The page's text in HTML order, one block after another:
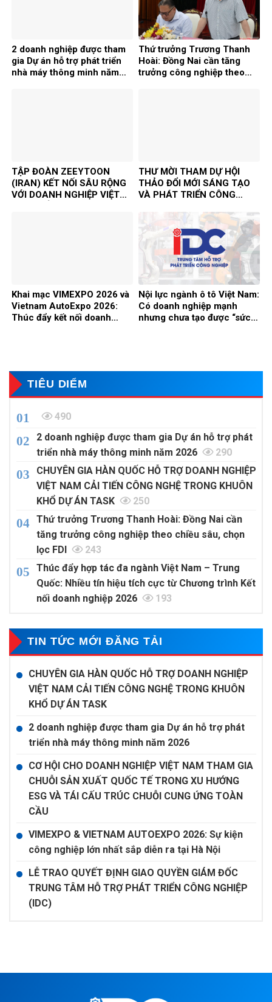
2 doanh nghiệp được tham
gia Dự án hỗ trợ phát triển
nhà máy thông minh năm
Thứ trưởng Trương Thanh
Hoài: Đồng Nai cần tăng
trưởng công nghiệp theo
TẬP ĐOÀN ZEEYTOON
(IRAN) KẾT NỐI SÂU RỘNG
VỚI DOANH NGHIỆP VIỆT
THƯ MỜI THAM DỰ HỘI
THẢO ĐỔI MỚI SÁNG TẠO
VÀ PHÁT TRIỂN CÔNG
CAO NĂNG LỰC CẠNH
TRANH CỦA DOANH
NGHIỆP TRONG HỘI NHẬP
Khai mạc VIMEXPO 2026 và
Vietnam AutoExpo 2026:
Thúc đẩy kết nối doanh
Nội lực ngành ô tô Việt Nam:
Có doanh nghiệp mạnh
nhưng chưa tạo được “sức
TIÊU DIỂM
490
2 doanh nghiệp được tham gia Dự án hỗ trợ phát
triển nhà máy thông minh năm 2026
290
CHUYÊN GIA HÀN QUỐC HỖ TRỢ DOANH NGHIỆP
VIỆT NAM CẢI TIẾN CÔNG NGHỆ TRONG KHUÔN
KHỔ DỰ ÁN TASK
250
Thứ trưởng Trương Thanh Hoài: Đồng Nai cần
tăng trưởng công nghiệp theo chiều sâu, chọn
lọc FDI
243
Thúc đẩy hợp tác đa ngành Việt Nam – Trung
Quốc: Nhiều tín hiệu tích cực từ Chương trình Kết
nối doanh nghiệp 2026
193
TIN TỨC MỚI ĐĂNG TẢI
CHUYÊN GIA HÀN QUỐC HỖ TRỢ DOANH NGHIỆP
VIỆT NAM CẢI TIẾN CÔNG NGHỆ TRONG KHUÔN
KHỔ DỰ ÁN TASK
2 doanh nghiệp được tham gia Dự án hỗ trợ phát
triển nhà máy thông minh năm 2026
CƠ HỘI CHO DOANH NGHIỆP VIỆT NAM THAM GIA
CHUỖI SẢN XUẤT QUỐC TẾ TRONG XU HƯỚNG
ESG VÀ TÁI CẤU TRÚC CHUỖI CUNG ỨNG TOÀN
CẦU
VIMEXPO & VIETNAM AUTOEXPO 2026: Sự kiện
công nghiệp lớn nhất sắp diễn ra tại Hà Nội
LỄ TRAO QUYẾT ĐỊNH GIAO QUYỀN GIÁM ĐỐC
TRUNG TÂM HỖ TRỢ PHÁT TRIỂN CÔNG NGHIỆP
(IDC)